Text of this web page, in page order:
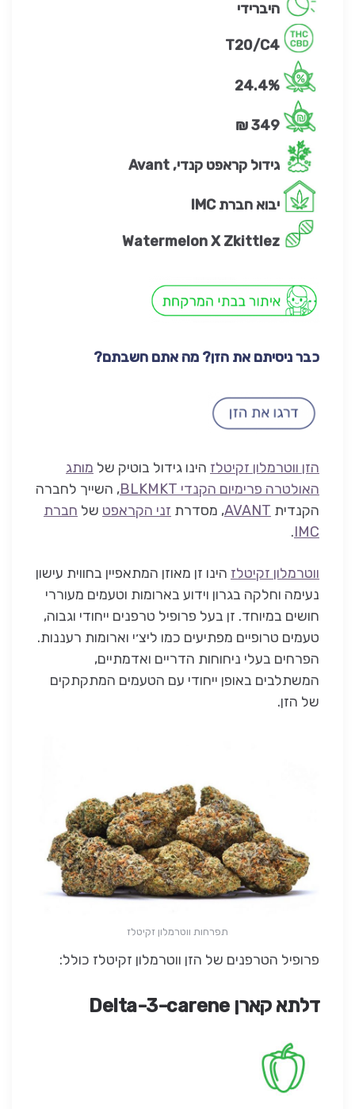
היברידי
T20/C4
24.4%
349 ₪
גידול קראפט קנדי, Avant
יבוא חברת IMC
Watermelon X Zkittlez
כבר ניסיתם את הזן? מה אתם חשבתם?
הזן ווטרמלון זקיטלז הינו גידול בוטיק של מותג
האולטרה פרימיום הקנדי BLKMKT
, השייך לחברה
הקנדית AVANT, מסדרת זני הקראפט של חברת
IMC
.
ווטרמלון זקיטלז הינו זן מאוזן המתאפיין בחווית עישון
נעימה וחלקה בגרון וידוע בארומות וטעמים מעוררי
חושים במיוחד. זן בעל פרופיל טרפנים ייחודי וגבוה,
טעמים טרופיים מפתיעים כמו ליצ׳י וארומות רעננות.
הפרחים בעלי ניחוחות הדריים ואדמתיים,
המשתלבים באופן ייחודי עם הטעמים המתקתקים
של הזן.
תפרחות ווטרמלון זקיטלז
פרופיל הטרפנים של הזן ווטרמלון זקיטלז כולל:
דלתא קארן Delta-3-carene